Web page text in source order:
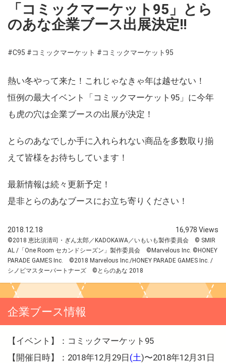
「コミックマーケット95」とら
のあな企業ブース出展決定!!
#C95 #コミックマーケット #コミックマーケット95
熱い冬やって来た！これじゃなきゃ年は越せない！
恒例の最大イベント「コミックマーケット95」に今年
も虎の穴は企業ブースの出展が決定！
とらのあなでしか手に入れられない商品を多数取り揃
えて皆様をお待ちしています！
最新情報は続々更新予定！
是非とらのあなブースにお立ち寄りください！
2018.12.18 16,978 Views
©2018 恵比須清司・ぎん太郎／KADOKAWA／いもいも製作委員会 © SMIR
AL /「One Room セカンドシーズン」製作委員会 ©Marvelous Inc. ©HONEY
PARADE GAMES Inc. ©2018 Marvelous Inc./HONEY PARADE GAMES Inc. /
シノビマスターパートナーズ ©とらのあな 2018
企業ブース情報
【イベント】：コミックマーケット95
【開催日時】：2018年12月29日 (土)〜2018年12月31日